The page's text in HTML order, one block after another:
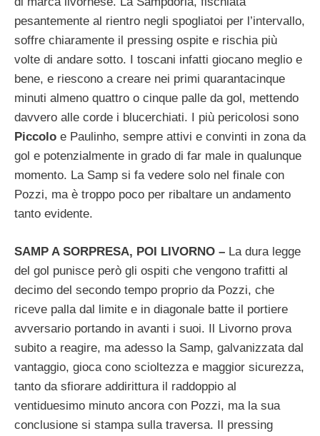
pesantemente al rientro negli spogliatoi per l’intervallo,
soffre chiaramente il pressing ospite e rischia più
volte di andare sotto. I toscani infatti giocano meglio e
bene, e riescono a creare nei primi quarantacinque
minuti almeno quattro o cinque palle da gol, mettendo
davvero alle corde i blucerchiati. I più pericolosi sono
Piccolo e Paulinho, sempre attivi e convinti in zona da
gol e potenzialmente in grado di far male in qualunque
momento. La Samp si fa vedere solo nel finale con
Pozzi, ma è troppo poco per ribaltare un andamento
tanto evidente.
SAMP A SORPRESA, POI LIVORNO – La dura legge
del gol punisce però gli ospiti che vengono trafitti al
decimo del secondo tempo proprio da Pozzi, che
riceve palla dal limite e in diagonale batte il portiere
avversario portando in avanti i suoi. Il Livorno prova
subito a reagire, ma adesso la Samp, galvanizzata dal
vantaggio, gioca cono scioltezza e maggior sicurezza,
tanto da sfiorare addirittura il raddoppio al
ventiduesimo minuto ancora con Pozzi, ma la sua
conclusione si stampa sulla traversa. Il pressing